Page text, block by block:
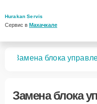
Hurakan Servis
Сервис в Махачкале
Замена блока
Замена блока